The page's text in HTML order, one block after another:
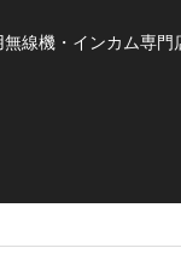
無線機・インカム専門